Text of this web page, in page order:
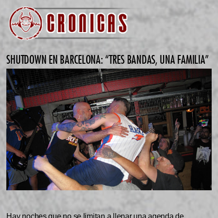
SHUTDOWN EN BARCELONA: “TRES BANDAS, UNA FAMILIA”